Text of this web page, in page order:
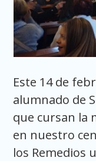
Este 14 de
alumnado de
que cursan la
en nuestro
los Remedios